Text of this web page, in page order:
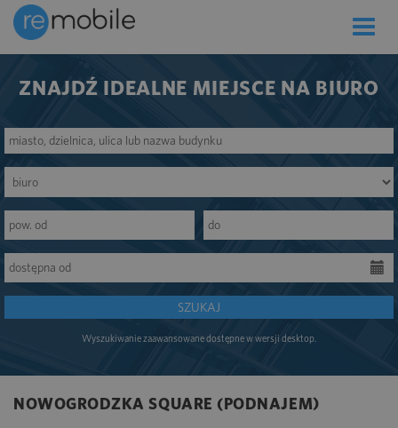
Toggle
ZNAJDŹ IDEALNE MIEJSCE NA BIURO
SZUKAJ
Wyszukiwanie zaawansowane dostępne w wersji desktop.
NOWOGRODZKA SQUARE (PODNAJEM)